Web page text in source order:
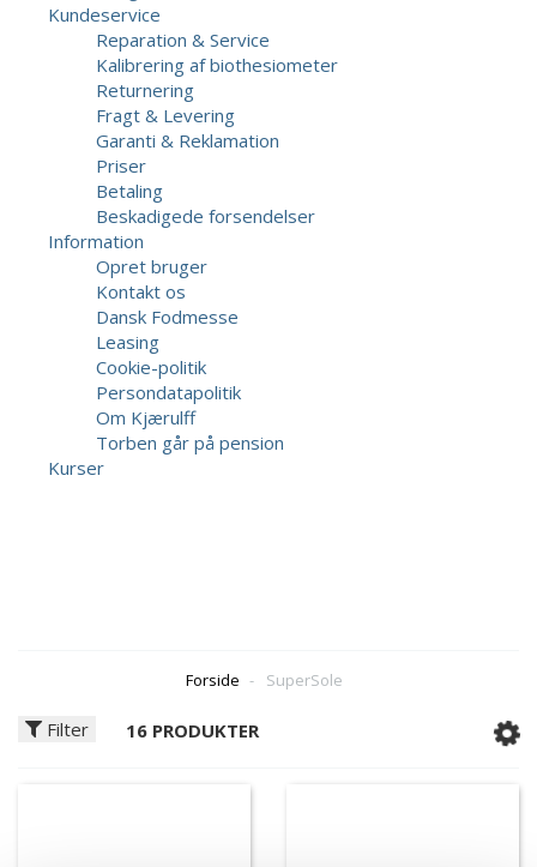
Kundeservice
Reparation & Service
Kalibrering af biothesiometer
Returnering
Fragt & Levering
Garanti & Reklamation
Priser
Betaling
Beskadigede forsendelser
Information
Opret bruger
Kontakt os
Dansk Fodmesse
Leasing
Cookie-politik
Persondatapolitik
Om Kjærulff
Torben går på pension
Kurser
Forside - SuperSole
Filter 16 PRODUKTER